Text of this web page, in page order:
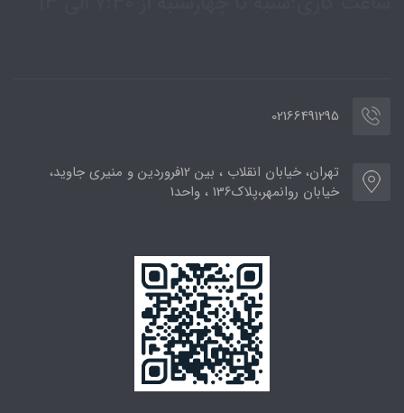
02166491295
تهران، خیابان انقلاب ، بین 12فروردین و منیری جاوید،
خیابان روانمهر،پلاک136 ، واحد1